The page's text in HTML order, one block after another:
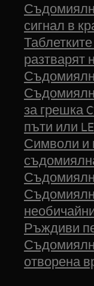
сигнал в
разтварят
за грешка
пъти или
Символи и
Ръждиви
отворена